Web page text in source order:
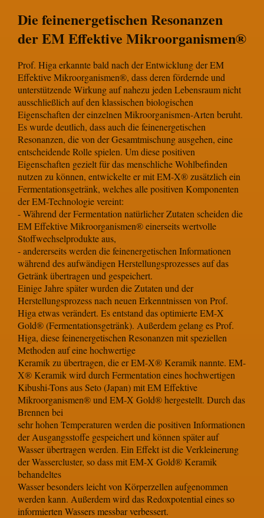
Die feinenergetischen Resonanzen
der EM Effektive Mikroorganismen®
Prof. Higa erkannte bald nach der Entwicklung der EM
Effektive Mikroorganismen®, dass deren fördernde und
unterstützende Wirkung auf nahezu jeden Lebensraum nicht
ausschließlich auf den klassischen biologischen
Eigenschaften der einzelnen Mikroorganismen-Arten beruht.
Es wurde deutlich, dass auch die feinenergetischen
Resonanzen, die von der Gesamtmischung ausgehen, eine
entscheidende Rolle spielen. Um diese positiven
Eigenschaften gezielt für das menschliche Wohlbefinden
nutzen zu können, entwickelte er mit EM-X® zusätzlich ein
Fermentationsgetränk, welches alle positiven Komponenten
der EM-Technologie vereint:
- Während der Fermentation natürlicher Zutaten scheiden die
EM Effektive Mikroorganismen® einerseits wertvolle
Stoffwechselprodukte aus,
- andererseits werden die feinenergetischen Informationen
während des aufwändigen Herstellungsprozesses auf das
Getränk übertragen und gespeichert.
Einige Jahre später wurden die Zutaten und der
Herstellungsprozess nach neuen Erkenntnissen von Prof.
Higa etwas verändert. Es entstand das optimierte EM-X
Gold® (Fermentationsgetränk). Außerdem gelang es Prof.
Higa, diese feinenergetischen Resonanzen mit speziellen
Methoden auf eine hochwertige
Keramik zu übertragen, die er EM-X® Keramik nannte. EM-
X® Keramik wird durch Fermentation eines hochwertigen
Kibushi-Tons aus Seto (Japan) mit EM Effektive
Mikroorganismen® und EM-X Gold® hergestellt. Durch das
Brennen bei
sehr hohen Temperaturen werden die positiven Informationen
der Ausgangsstoffe gespeichert und können später auf
Wasser übertragen werden. Ein Effekt ist die Verkleinerung
der Wassercluster, so dass mit EM-X Gold® Keramik
behandeltes
Wasser besonders leicht von Körperzellen aufgenommen
werden kann. Außerdem wird das Redoxpotential eines so
informierten Wassers messbar verbessert.